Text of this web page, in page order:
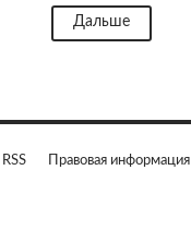
Дальше
RSS Правовая информация